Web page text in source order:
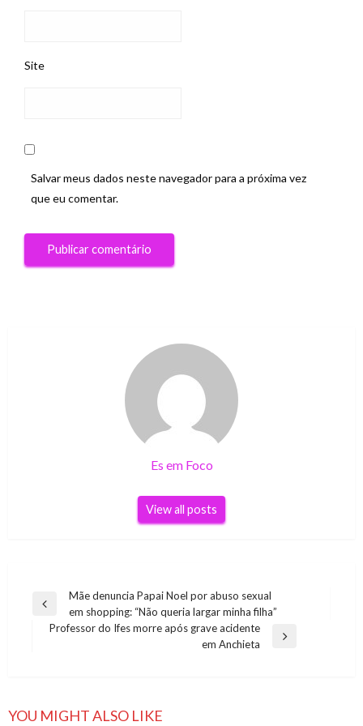
Site
Salvar meus dados neste navegador para a próxima vez
que eu comentar.
Es em Foco
View all posts
Navegação
de
Previous
Post
Mãe denuncia Papai Noel por abuso sexual
em shopping: “Não queria largar minha filha”
Professor do Ifes morre após grave acidente
em Anchieta
YOU MIGHT ALSO LIKE